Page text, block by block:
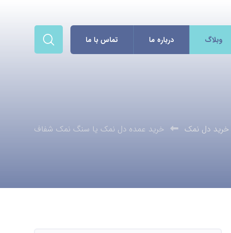
وبلاگ درباره ما تماس با ما
خرید دل نمک خرید عمده دل نمک یا سنگ نمک شفاف